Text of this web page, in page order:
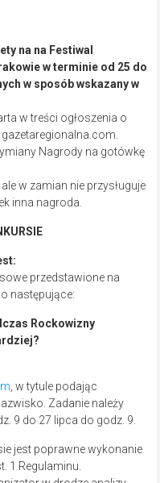
na na Festiwal
w terminie od 25 do
w sposób wskazany w
w treści ogłoszenia o
Nagrody na gotówkę
w zamian nie przysługuje
inna nagroda.
przedstawione na
następujące:
Rockowizny
, w tytule podając
Zadanie należy
9 do 27 lipca do godz. 9.
jest poprawne wykonanie
1 Regulaminu.